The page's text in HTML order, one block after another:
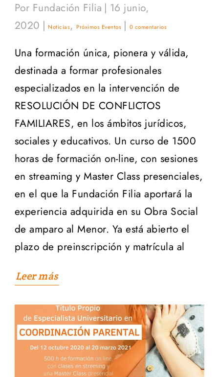
Por Fundación Filia | 16 junio,
2020 | Noticias, Próximos Eventos | 0 comentarios
Una formación única, pionera y válida,
destinada a formar profesionales
especializados en la intervención de
RESOLUCIÓN DE CONFLICTOS
FAMILIARES, en los ámbitos jurídicos,
sociales y educativos. Un curso de 1500
horas de formación on-line, con sesiones
en streaming y Master Class presenciales,
en el que la Fundación Filia aportará la
experiencia adquirida en su Obra Social
de amparo al Menor. Ya está abierto el
plazo de preinscripción y matrícula al
Leer más